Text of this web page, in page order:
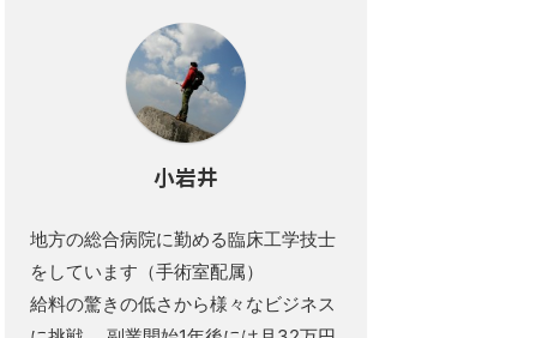
小岩井
地方の総合病院に勤める臨床工学技士
をしています（手術室配属）
給料の驚きの低さから様々なビジネス